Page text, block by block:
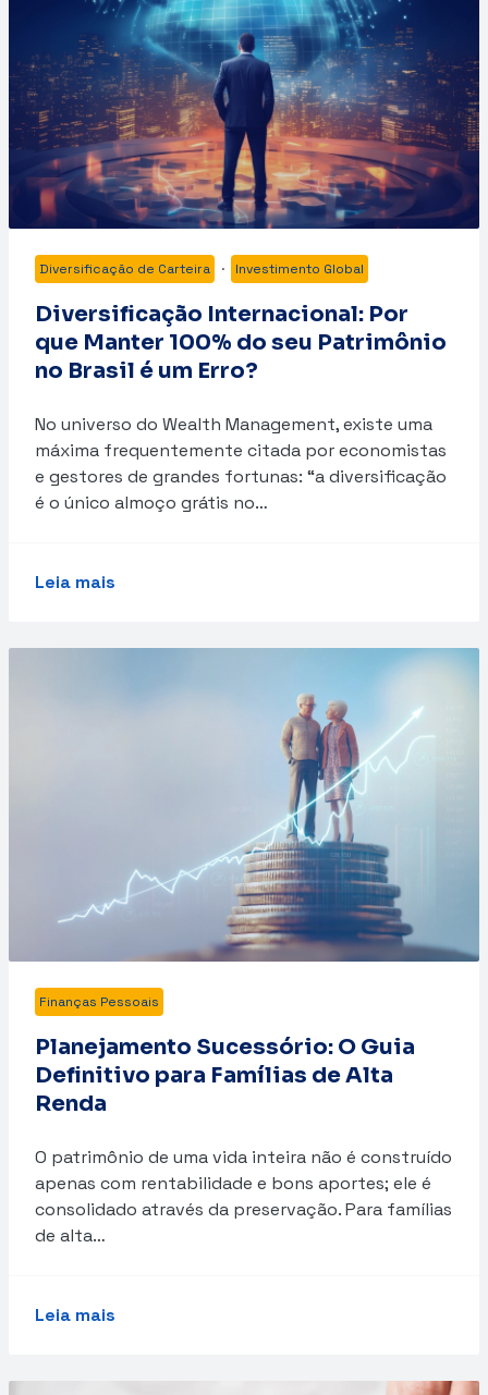
Diversificação de Carteira · Investimento Global
Diversificação Internacional: Por
que Manter 100% do seu Patrimônio
no Brasil é um Erro?
No universo do Wealth Management, existe uma
máxima frequentemente citada por economistas
e gestores de grandes fortunas: “a diversificação
é o único almoço grátis no…
Leia mais
Finanças Pessoais
Planejamento Sucessório: O Guia
Definitivo para Famílias de Alta
Renda
O patrimônio de uma vida inteira não é construído
apenas com rentabilidade e bons aportes; ele é
consolidado através da preservação. Para famílias
de alta…
Leia mais